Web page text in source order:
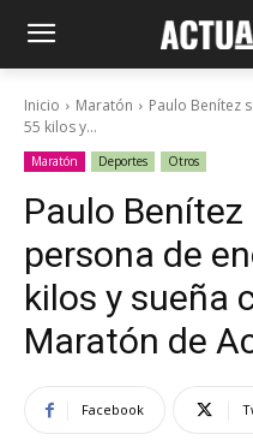
Inicio Maratón
Paulo Benítez
55 kilos y...
Maratón Deportes Otros
Paulo
persona de
kilos y sueña
Maratón de
Facebook